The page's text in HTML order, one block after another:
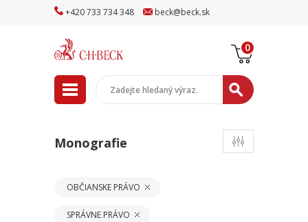
+420733 734348 beck@beck.sk
0
Monografie
OBČIANSKE PRÁVO
SPRÁVNE PRÁVO